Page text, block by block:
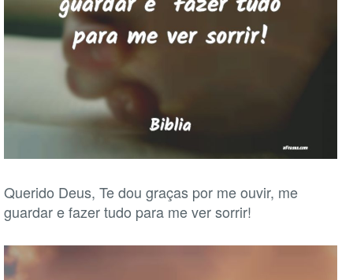
Querido Deus, Te dou graças por me ouvir, me
guardar e fazer tudo para me ver sorrir!